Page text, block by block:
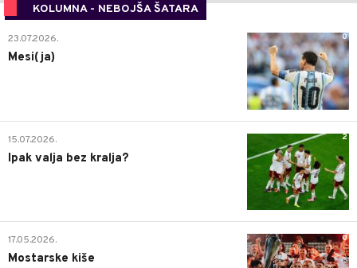
KOLUMNA - NEBOJŠA ŠATARA
0
23.07.2026.
Mesi(ja)
2
15.07.2026.
Ipak valja bez kralja?
0
17.05.2026.
Mostarske kiše